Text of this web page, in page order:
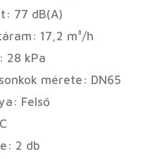
77 dB(A)
17,2 m³/h
28 kPa
mérete: DN65
Felső
2 db